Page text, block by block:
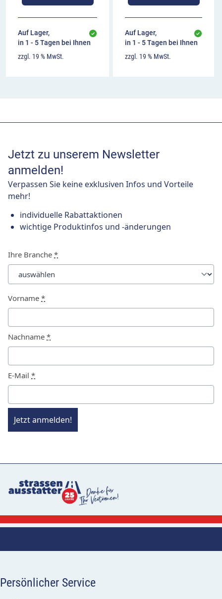
Auf Lager,
in 1 - 5 Tagen bei Ihnen
zzgl. 19 % MwSt.
Auf Lager,
in 1 - 5 Tagen bei Ihnen
zzgl. 19 % MwSt.
Jetzt zu unserem Newsletter
anmelden!
Verpassen Sie keine exklusiven Infos und Vorteile
mehr!
individuelle Rabattaktionen
wichtige Produktinfos und -änderungen
Ihre Branche *
Vorname *
Nachname *
E-Mail *
Jetzt anmelden!
Persönlicher Service